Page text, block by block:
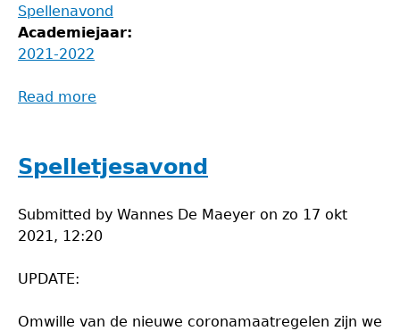
Spellenavond
Academiejaar:
2021-2022
Read more
Spelletjesavond
Submitted by Wannes De Maeyer on zo 17 okt
2021, 12:20
UPDATE:
Omwille van de nieuwe coronamaatregelen zijn we